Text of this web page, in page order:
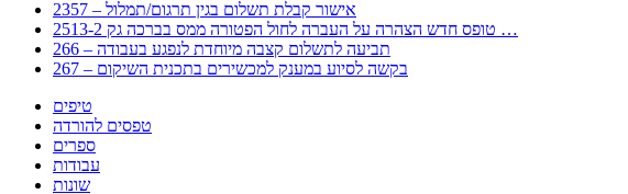
2357 – אישור קבלת תשלום בגין תרגום/תמלול
2513-2 טופס חדש הצהרה על העברה לחול הפטורה ממס בברכה גק …
266 – תביעה לתשלום קצבה מיוחדת לנפגע בעבודה
267 – בקשה לסיוע במענק למכשירים בתכנית השיקום
טיפים
טפסים להורדה
ספרים
עבודות
שונות